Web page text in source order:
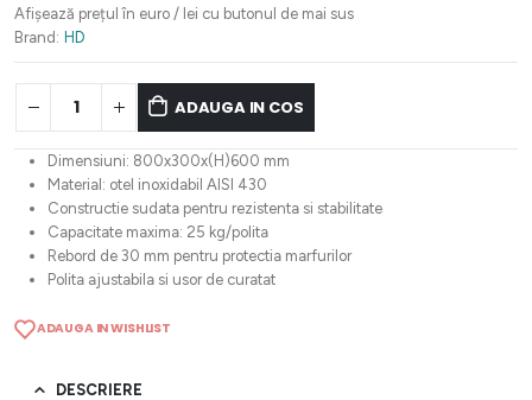
Afișează prețul în euro / lei cu butonul de mai sus
Brand: HD
ADAUGA IN COS
Dimensiuni: 800x300x(H)600 mm
Material: otel inoxidabil AISI 430
Constructie sudata pentru rezistenta si stabilitate
Capacitate maxima: 25 kg/polita
Rebord de 30 mm pentru protectia marfurilor
Polita ajustabila si usor de curatat
ADAUGA IN WISHLIST
DESCRIERE